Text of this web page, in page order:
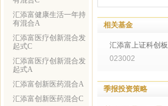
汇添富健康生活一年持
有混合A
汇添富医疗创新混合发
起式C
汇添富医疗创新混合发
起式A
汇添富创新医药混合A
汇添富创新医药混合C
相关基金
汇添富上证科创
023002
季报投资策略